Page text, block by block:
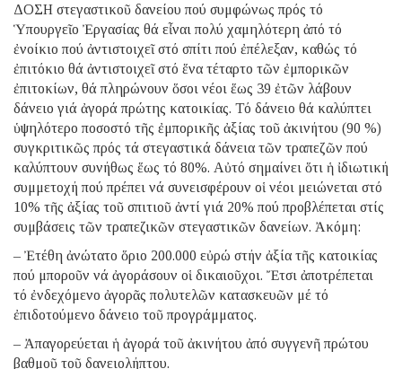
ΔΟΣΗ στεγαστικοῦ δανείου πού συμφώνως πρός τό
Ὑπουργεῖο Ἐργασίας θά εἶναι πολύ χαμηλότερη ἀπό τό
ἐνοίκιο πού ἀντιστοιχεῖ στό σπίτι πού ἐπέλεξαν, καθώς τό
ἐπιτόκιο θά ἀντιστοιχεῖ στό ἕνα τέταρτο τῶν ἐμπορικῶν
ἐπιτοκίων, θά πληρώνουν ὅσοι νέοι ἕως 39 ἐτῶν λάβουν
δάνειο γιά ἀγορά πρώτης κατοικίας. Τό δάνειο θά καλύπτει
ὑψηλότερο ποσοστό τῆς ἐμπορικῆς ἀξίας τοῦ ἀκινήτου (90 %)
συγκριτικῶς πρός τά στεγαστικά δάνεια τῶν τραπεζῶν πού
καλύπτουν συνήθως ἕως τό 80%. Αὐτό σημαίνει ὅτι ἡ ἰδιωτική
συμμετοχή πού πρέπει νά συνεισφέρουν οἱ νέοι μειώνεται στό
10% τῆς ἀξίας τοῦ σπιτιοῦ ἀντί γιά 20% πού προβλέπεται στίς
συμβάσεις τῶν τραπεζικῶν στεγαστικῶν δανείων. Ἀκόμη:
– Ἐτέθη ἀνώτατο ὅριο 200.000 εὐρώ στήν ἀξία τῆς κατοικίας
πού μποροῦν νά ἀγοράσουν οἱ δικαιοῦχοι. Ἔτσι ἀποτρέπεται
τό ἐνδεχόμενο ἀγορᾶς πολυτελῶν κατασκευῶν μέ τό
ἐπιδοτούμενο δάνειο τοῦ προγράμματος.
– Ἀπαγορεύεται ἡ ἀγορά τοῦ ἀκινήτου ἀπό συγγενῆ πρώτου
βαθμοῦ τοῦ δανειολήπτου.